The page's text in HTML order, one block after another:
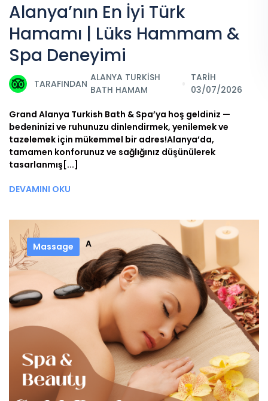
Alanya’nın En İyi Türk
Hamamı | Lüks Hammam &
Spa Deneyimi
TARAFINDAN
ALANYA TURKISH
BATH HAMAM
TARİH
03/07/2026
Grand Alanya Turkish Bath & Spa’ya hoş geldiniz —
bedeninizi ve ruhunuzu dinlendirmek, yenilemek ve
tazelemek için mükemmel bir adres!Alanya’da,
tamamen konforunuz ve sağlığınız düşünülerek
tasarlanmış[...]
DEVAMINI OKU
A
Massage